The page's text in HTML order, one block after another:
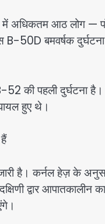
अधिकतम आठ लोग —
50D बमवर्षक
52 की पहली दुर्घटना
हुए थे।
है। कर्नल हेज़ के
द्वार आपातकालीन